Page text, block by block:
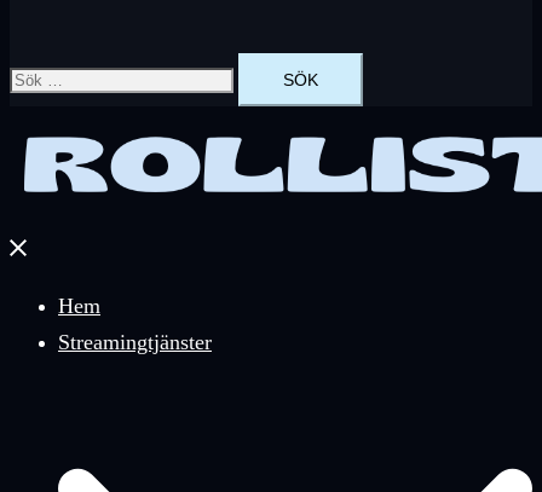
Sök
efter:
Stäng
Hem
Streamingtjänster